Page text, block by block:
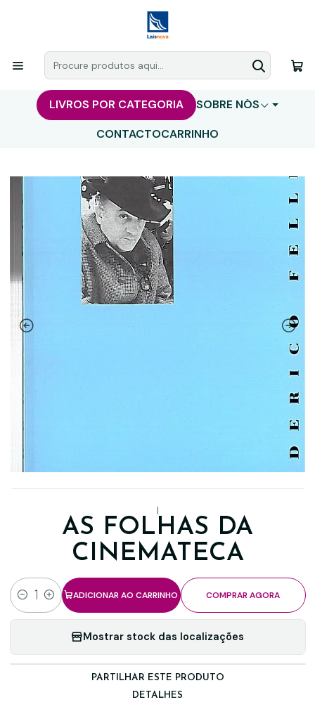
LIVROS POR CATEGORIA
SOBRE NÓS
CONTACTOCARRINHO
|
AS FOLHAS DA
CINEMATECA
Quantidade
ADICIONAR AO CARRINHO COMPRAR AGORA
Mostrar stock das localizações
PARTILHAR ESTE PRODUTO
DETALHES